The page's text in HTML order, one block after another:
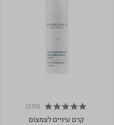
4.8 star rating
(310)
קרם עיניים לצמצום